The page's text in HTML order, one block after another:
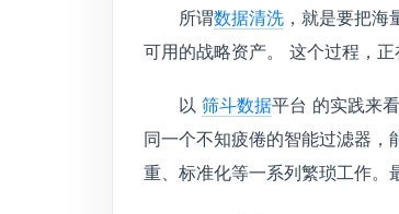
所谓数据清洗 ，就是要把
可用的战略资产。 这个过程，正
以 筛斗数据平台 的实践来
同一个不知疲倦的智能过滤器
重、标准化等一系列繁琐工作。